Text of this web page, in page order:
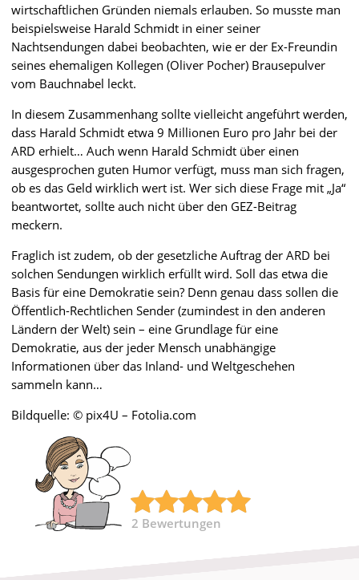
wirtschaftlichen Gründen niemals erlauben. So musste man
beispielsweise Harald Schmidt in einer seiner
Nachtsendungen dabei beobachten, wie er der Ex-Freundin
seines ehemaligen Kollegen (Oliver Pocher) Brausepulver
vom Bauchnabel leckt.
In diesem Zusammenhang sollte vielleicht angeführt werden,
dass Harald Schmidt etwa 9 Millionen Euro pro Jahr bei der
ARD erhielt… Auch wenn Harald Schmidt über einen
ausgesprochen guten Humor verfügt, muss man sich fragen,
ob es das Geld wirklich wert ist. Wer sich diese Frage mit „Ja“
beantwortet, sollte auch nicht über den GEZ-Beitrag
meckern.
Fraglich ist zudem, ob der gesetzliche Auftrag der ARD bei
solchen Sendungen wirklich erfüllt wird. Soll das etwa die
Basis für eine Demokratie sein? Denn genau dass sollen die
Öffentlich-Rechtlichen Sender (zumindest in den anderen
Ländern der Welt) sein – eine Grundlage für eine
Demokratie, aus der jeder Mensch unabhängige
Informationen über das Inland- und Weltgeschehen
sammeln kann…
Bildquelle: © pix4U – Fotolia.com
2 Bewertungen